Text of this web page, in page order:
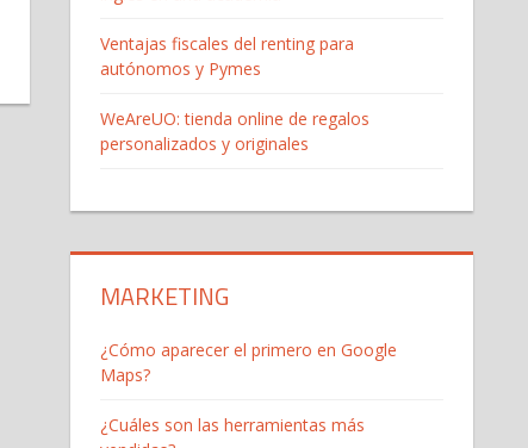
Ventajas fiscales del renting para
autónomos y Pymes
WeAreUO: tienda online de regalos
personalizados y originales
MARKETING
¿Cómo aparecer el primero en Google
Maps?
¿Cuáles son las herramientas más